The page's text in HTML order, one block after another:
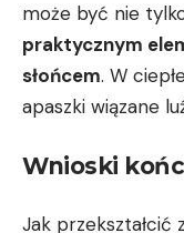
może być nie⁣
praktycznym
słońcem. W
apaszki‍ wiązane
Wnioski
Jak przekształcić